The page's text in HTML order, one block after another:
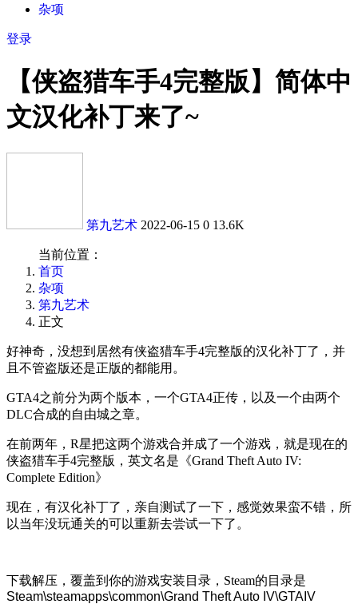
杂项
登录
【侠盗猎车手4完整版】简体中
文汉化补丁来了~
第九艺术 2022-06-15 0 13.6K
当前位置：
首页
杂项
第九艺术
正文
好神奇，没想到居然有侠盗猎车手4完整版的汉化补丁了，并
且不管盗版还是正版的都能用。
GTA4之前分为两个版本，一个GTA4正传，以及一个由两个
DLC合成的自由城之章。
在前两年，R星把这两个游戏合并成了一个游戏，就是现在的
侠盗猎车手4完整版，英文名是《Grand Theft Auto IV:
Complete Edition》
现在，有汉化补丁了，亲自测试了一下，感觉效果蛮不错，所
以当年没玩通关的可以重新去尝试一下了。
下载解压，覆盖到你的游戏安装目录，Steam的目录是
Steam\steamapps\common\Grand Theft Auto IV\GTAIV